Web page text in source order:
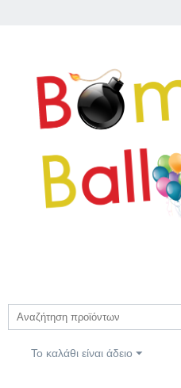
Το καλάθι είναι άδειο